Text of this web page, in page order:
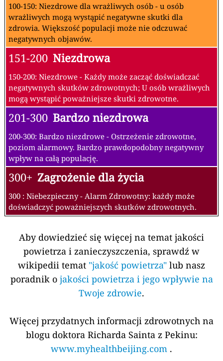
100-150: Niezdrowe dla wrażliwych osób - u osób
wrażliwych mogą wystąpić negatywne skutki dla
zdrowia. Większość populacji może nie odczuwać
negatywnych objawów.
151-200 Niezdrowa
150-200: Niezdrowe - Każdy może zacząć doświadczać
negatywnych skutków zdrowotnych; U osób wrażliwych
mogą wystąpić poważniejsze skutki zdrowotne.
201-300 Bardzo niezdrowa
200-300: Bardzo niezdrowe - Ostrzeżenie zdrowotne,
poziom alarmowy. Bardzo prawdopodobny negatywny
wpływ na całą populację.
300+ Zagrożenie dla życia
300 : Niebezpieczny - Alarm Zdrowotny: każdy może
doświadczyć poważniejszych skutków zdrowotnych.
Aby dowiedzieć się więcej na temat jakości
powietrza i zanieczyszczenia, sprawdź w
wikipedii temat "jakość powietrza" lub nasz
poradnik o jakości powietrza i jego wpływie na
Twoje zdrowie.
Więcej przydatnych informacji zdrowotnych na
blogu doktora Richarda Sainta z Pekinu:
www.myhealthbeijing.com .